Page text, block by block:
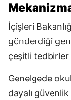
İçişleri
gönderdiği
çeşitli tedbirler
Genelgede
dayalı güvenlik